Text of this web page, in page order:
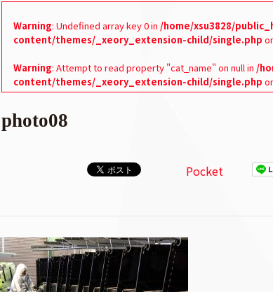
Warning: Undefined array key 0 in /home/xsu3828/
content/themes/_xeory_extension-child/single.php
Warning: Attempt to read property "cat_name" on null in /
content/themes/_xeory_extension-child/single.php
photo08
Pocket